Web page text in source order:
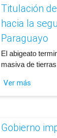
Titulación
hacia la
Paraguayo
​El abigeato
masiva de
Ver más
Gobierno